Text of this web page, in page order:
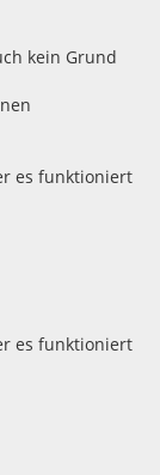
kein Grund
es funktioniert
es funktioniert